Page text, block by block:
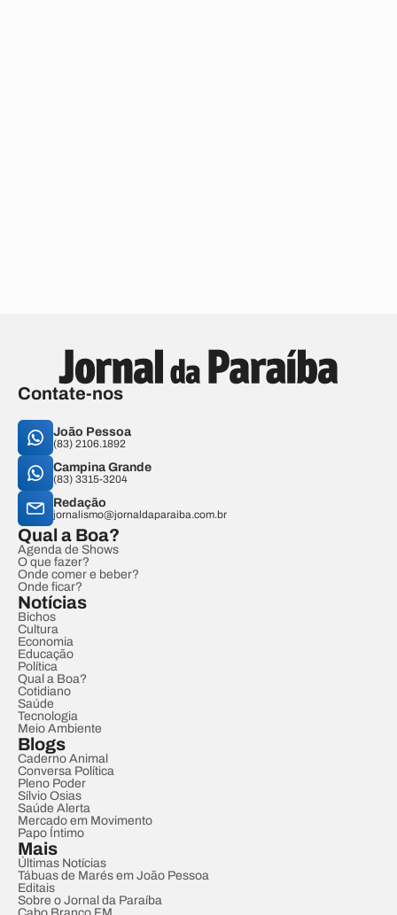
Contate-nos
João Pessoa
(83) 2106.1892
Campina Grande
(83) 3315-3204
Redação
jornalismo@jornaldaparaiba.com.br
Qual a Boa?
Agenda de Shows
O que fazer?
Onde comer e beber?
Onde ficar?
Notícias
Bichos
Cultura
Economia
Educação
Política
Qual a Boa?
Cotidiano
Saúde
Tecnologia
Meio Ambiente
Blogs
Caderno Animal
Conversa Política
Pleno Poder
Sílvio Osias
Saúde Alerta
Mercado em Movimento
Papo Íntimo
Mais
Últimas Notícias
Tábuas de Marés em João Pessoa
Editais
Sobre o Jornal da Paraíba